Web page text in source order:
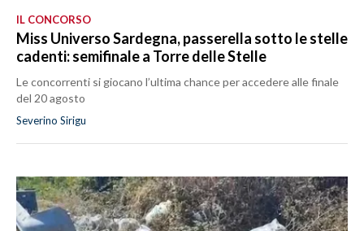
IL CONCORSO
Miss Universo Sardegna, passerella sotto le stelle
cadenti: semifinale a Torre delle Stelle
Le concorrenti si giocano l’ultima chance per accedere alle finale
del 20 agosto
Severino Sirigu